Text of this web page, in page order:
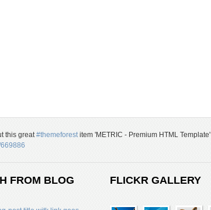
this great#themeforestitem 'METRIC - Premium HTML Template'
FROM BLOG FLICKR GALLERY